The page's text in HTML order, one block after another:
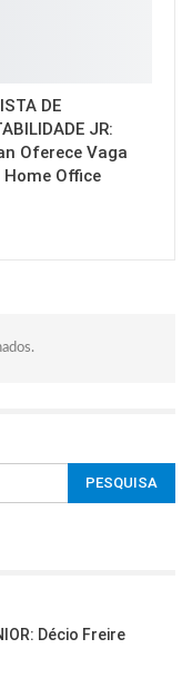
DE
JR:
Oferece Vaga
Home Office
Décio Freire